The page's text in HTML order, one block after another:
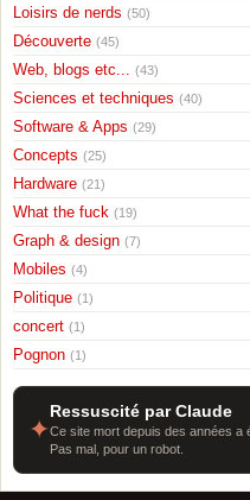
Loisirs de nerds (50)
Découverte (45)
Web, blogs etc... (43)
Sciences et techniques (40)
Software & Apps (29)
Concepts (25)
Hardware (21)
What the fuck (19)
Graph & design (7)
Mobiles (4)
Politique (1)
concert (1)
Pognon (1)
✦
Ressuscité par Claude
Ce site mort depuis des années a
Pas mal, pour un robot.